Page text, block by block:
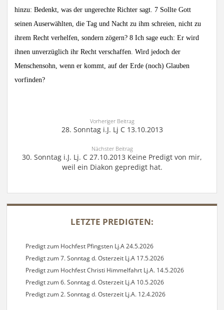
hinzu: Bedenkt, was der ungerechte Richter sagt. 7 Sollte Gott
seinen Auserwählten, die Tag und Nacht zu ihm schreien, nicht zu
ihrem Recht verhelfen, sondern zögern? 8 Ich sage euch: Er wird
ihnen unverzüglich ihr Recht verschaffen. Wird jedoch der
Menschensohn, wenn er kommt, auf der Erde (noch) Glauben
vorfinden?
Vorheriger Beitrag
28. Sonntag i.J. Lj C 13.10.2013
Nächster Beitrag
30. Sonntag i.J. Lj. C 27.10.2013 Keine Predigt von mir,
weil ein Diakon gepredigt hat.
SIDEBAR
LETZTE PREDIGTEN:
Predigt zum Hochfest Pfingsten Lj.A 24.5.2026
Predigt zum 7. Sonntag d. Osterzeit Lj.A 17.5.2026
Predigt zum Hochfest Christi Himmelfahrt Lj.A. 14.5.2026
Predigt zum 6. Sonntag d. Osterzeit Lj.A 10.5.2026
Predigt zum 2. Sonntag d. Osterzeit Lj.A. 12.4.2026